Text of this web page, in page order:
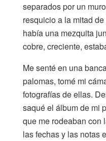
separados por un
resquicio a la mitad
había una mezquita
cobre, creciente,
Me senté en una
palomas, tomé mi
fotografías de ellas.
saqué el álbum de mi
que me rodeaban con
las fechas y las notas